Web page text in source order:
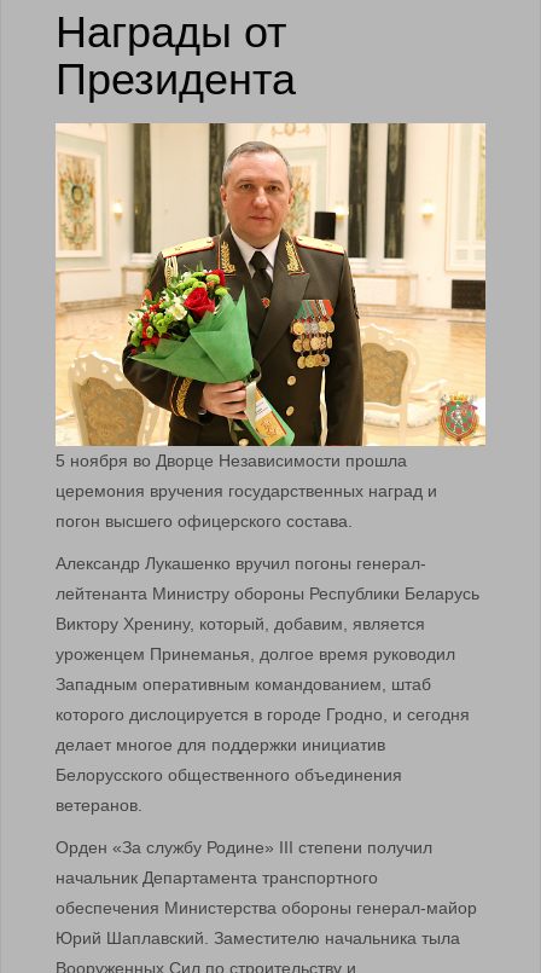
Награды от
Президента
5 ноября во Дворце Независимости прошла
церемония вручения государственных наград и
погон высшего офицерского состава.
Александр Лукашенко вручил погоны генерал-
лейтенанта Министру обороны Республики Беларусь
Виктору Хренину, который, добавим, является
уроженцем Принеманья, долгое время руководил
Западным оперативным командованием, штаб
которого дислоцируется в городе Гродно, и сегодня
делает многое для поддержки инициатив
Белорусского общественного объединения
ветеранов.
Орден «За службу Родине» III степени получил
начальник Департамента транспортного
обеспечения Министерства обороны генерал-майор
Юрий Шаплавский. Заместителю начальника тыла
Вооруженных Сил по строительству и